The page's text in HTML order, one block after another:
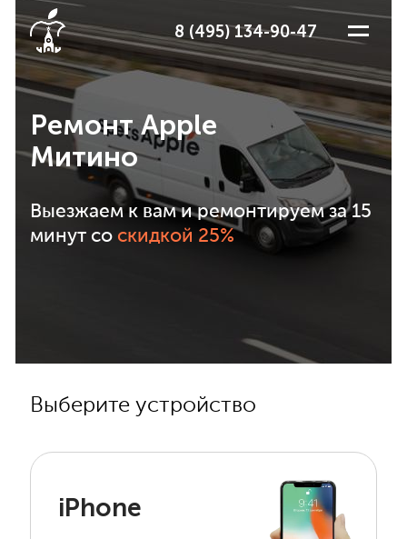
8 (495) 134-90-47
Ремонт Apple
Митино
Выезжаем к вам и ремонтируем за 15
минут со скидкой 25%
Выберите устройство
iPhone